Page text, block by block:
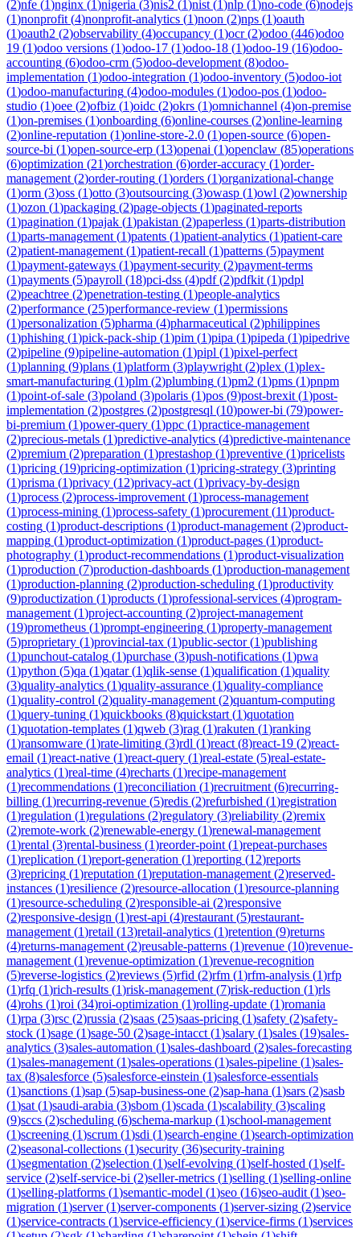
(2)nfe (1)nginx (1)nigeria (3)nis2 (1)nist (1)nlp (1)no-code (6)nodejs
(1)nonprofit (4)nonprofit-analytics (1)noon (2)nps (1)oauth
(1)oauth2 (2)observability (4)occupancy (1)ocr(2)odoo (446)odoo
19 (1)odoo versions (1)odoo-17 (1)odoo-18 (1)odoo-19 (16)odoo-
accounting (6)odoo-crm (5)odoo-development (8)odoo-
implementation (1)odoo-integration (1)odoo-inventory (5)odoo-iot
(1)odoo-manufacturing (4)odoo-modules (1)odoo-pos (1)odoo-
studio (1)oee (2)ofbiz (1)oidc (2)okrs (1)omnichannel (4)on-premise
(1)on-premises (1)onboarding (6)online-courses (2)online-learning
(2)online-reputation (1)online-store-2.0 (1)open-source (6)open-
source-bi (1)open-source-erp (13)openai (1)openclaw (85)operations
(6)optimization (21)orchestration (6)order-accuracy (1)order-
management (2)order-routing (1)orders (1)organizational-change
(1)orm (3)oss (1)otto (3)outsourcing (3)owasp (1)owl (2)ownership
(1)ozon (1)packaging (2)page-objects (1)paginated-reports
(1)pagination (1)pajak (1)pakistan (2)paperless (1)parts-distribution
(1)parts-management (1)patents (1)patient-analytics (1)patient-care
(2)patient-management (1)patient-recall (1)patterns (5)payment
(1)payment-gateways (1)payment-security (2)payment-terms
(1)payments (5)payroll (18)pci-dss (4)pdf(2)pdfkit (1)pdpl
(2)peachtree (2)penetration-testing (1)people-analytics
(2)performance (25)performance-review (1)permissions
(1)personalization (5)pharma (4)pharmaceutical (2)philippines
(1)phishing (1)pick-pack-ship (1)pim (1)pipa (1)pipeda (1)pipedrive
(2)pipeline (9)pipeline-automation (1)pipl (1)pixel-perfect
(1)planning (9)plans (1)platform (3)playwright (2)plex (1)plex-
smart-manufacturing (1)plm (2)plumbing (1)pm2 (1)pms (1)pnpm
(1)point-of-sale (3)poland (3)polaris (1)pos (9)post-brexit (1)post-
implementation (2)postgres (2)postgresql (10)power-bi (79)power-
bi-premium (1)power-query (1)ppc (1)practice-management
(2)precious-metals (1)predictive-analytics (4)predictive-maintenance
(2)premium (2)preparation (1)prestashop (1)preventive (1)pricelists
(1)pricing (19)pricing-optimization (1)pricing-strategy (3)printing
(1)prisma (1)privacy (12)privacy-act (1)privacy-by-design
(1)process (2)process-improvement (1)process-management
(1)process-mining (1)process-safety (1)procurement (11)product-
costing (1)product-descriptions (1)product-management (2)product-
mapping (1)product-optimization (1)product-pages (1)product-
photography (1)product-recommendations (1)product-visualization
(1)production (7)production-dashboards (1)production-management
(1)production-planning (2)production-scheduling (1)productivity
(9)productization (1)products (1)professional-services (4)program-
management (1)project-accounting (2)project-management
(19)prometheus (1)prompt-engineering (1)property-management
(5)proprietary (1)provincial-tax (1)public-sector(1)publishing
(1)punchout-catalog (1)purchase (3)push-notifications (1)pwa
(1)python (5)qa (1)qatar(1)qlik-sense (1)qualification (1)quality
(3)quality-analytics (1)quality-assurance (1)quality-compliance
(1)quality-control (2)quality-management (2)quantum-computing
(1)query-tuning (1)quickbooks (8)quickstart (1)quotation
(1)quotation-templates (1)qweb (3)rag (1)rakuten (1)ranking
(1)ransomware (1)rate-limiting (3)rdl (1)react (8)react-19 (2)react-
email (1)react-native (1)react-query (1)real-estate (5)real-estate-
analytics (1)real-time (4)recharts (1)recipe-management
(1)recommendations (1)reconciliation (1)recruitment (6)recurring-
billing (1)recurring-revenue (5)redis (2)refurbished (1)registration
(1)regulation (1)regulations (2)regulatory (3)reliability (2)remix
(2)remote-work (2)renewable-energy (1)renewal-management
(1)rental (3)rental-business (1)reorder-point (1)repeat-purchases
(1)replication (1)report-generation (1)reporting (12)reports
(3)repricing (1)reputation (1)reputation-management (2)reserved-
instances (1)resilience (2)resource-allocation (1)resource-planning
(1)resource-scheduling (2)responsible-ai (2)responsive
(2)responsive-design (1)rest-api (4)restaurant (5)restaurant-
management (1)retail (13)retail-analytics (1)retention (9)returns
(4)returns-management (2)reusable-patterns (1)revenue (10)revenue-
management (1)revenue-optimization (1)revenue-recognition
(5)reverse-logistics (2)reviews (5)rfid (2)rfm (1)rfm-analysis (1)rfp
(1)rfq (1)rich-results (1)risk-management (7)risk-reduction (1)rls
(4)rohs (1)roi (34)roi-optimization (1)rolling-update (1)romania
(1)rpa (3)rsc (2)russia (2)saas (25)saas-pricing (1)safety (2)safety-
stock (1)sage (1)sage-50 (2)sage-intacct (1)salary (1)sales (19)sales-
analytics (3)sales-automation (1)sales-dashboard (2)sales-forecasting
(1)sales-management (1)sales-operations (1)sales-pipeline (1)sales-
tax (8)salesforce (5)salesforce-einstein (1)salesforce-essentials
(1)sanctions (1)sap (5)sap-business-one (2)sap-hana (1)sars (2)sasb
(1)sat (1)saudi-arabia (3)sbom (1)scada (1)scalability (3)scaling
(9)sccs (2)scheduling (6)schema-markup (1)school-management
(1)screening (1)scrum (1)sdi (1)search-engine (1)search-optimization
(2)seasonal-collections (1)security (36)security-training
(1)segmentation (2)selection (1)self-evolving (1)self-hosted (1)self-
service (2)self-service-bi (2)seller-metrics (1)selling (1)selling-online
(1)selling-platforms (1)semantic-model (1)seo (16)seo-audit (1)seo-
migration (1)server(1)server-components (1)server-sizing (2)service
(1)service-contracts (1)service-efficiency (1)service-firms (1)services